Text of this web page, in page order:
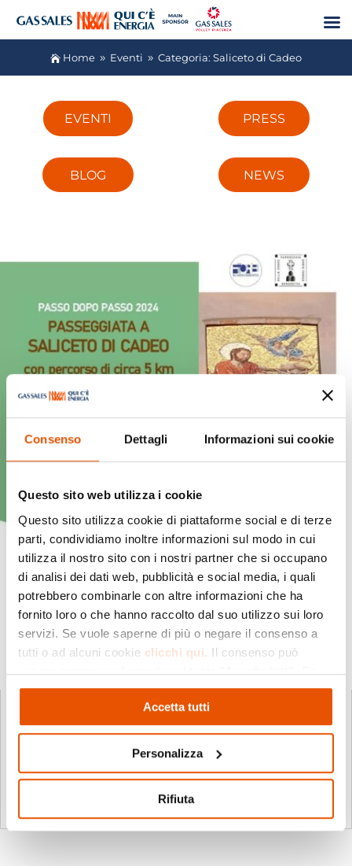
Consenso Dettagli Informazioni sui cookie
Questo sito web utilizza i cookie
Questo sito utilizza cookie di piattaforme social e di terze
parti, condividiamo inoltre informazioni sul modo in cui
utilizza il nostro sito con i nostri partner che si occupano
di analisi dei dati web, pubblicità e social media, i quali
potrebbero combinarle con altre informazioni che ha
fornito loro o che hanno raccolto dal suo utilizzo sui loro
servizi. Se vuole saperne di più o negare il consenso a
tutti o ad alcuni cookie clicchi qui. Il consenso può
essere espresso cliccando sul tasto "Accetta tutti". Se
non vuole i cookie di profilazione può negare il consenso
cliccando sul tasto "Rifiuta"Accetta tutti
Personalizza
Rifiuta
 Home 9 Eventi 9 Categoria: Saliceto di Cadeo
EVENTI
BLOG
PRESS
NEWS
Passeggiata a Saliceto di Cadeo
Ott 6, 2024|Eventi,Saliceto di Cadeo
Gas Sales Energia vi aspetta, domenica 6 ottobre
alle ore 9.00, per una...